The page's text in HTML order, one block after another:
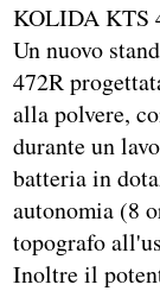
KOLIDA KTS
Un nuovo
472R
alla polvere,
durante un
batteria in
autonomia (8
topografo
Inoltre il